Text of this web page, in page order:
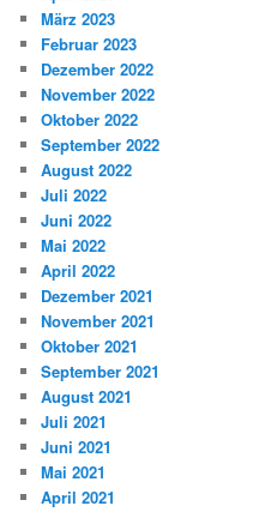
März 2023
Februar 2023
Dezember 2022
November 2022
Oktober 2022
September 2022
August 2022
Juli 2022
Juni 2022
Mai 2022
April 2022
Dezember 2021
November 2021
Oktober 2021
September 2021
August 2021
Juli 2021
Juni 2021
Mai 2021
April 2021